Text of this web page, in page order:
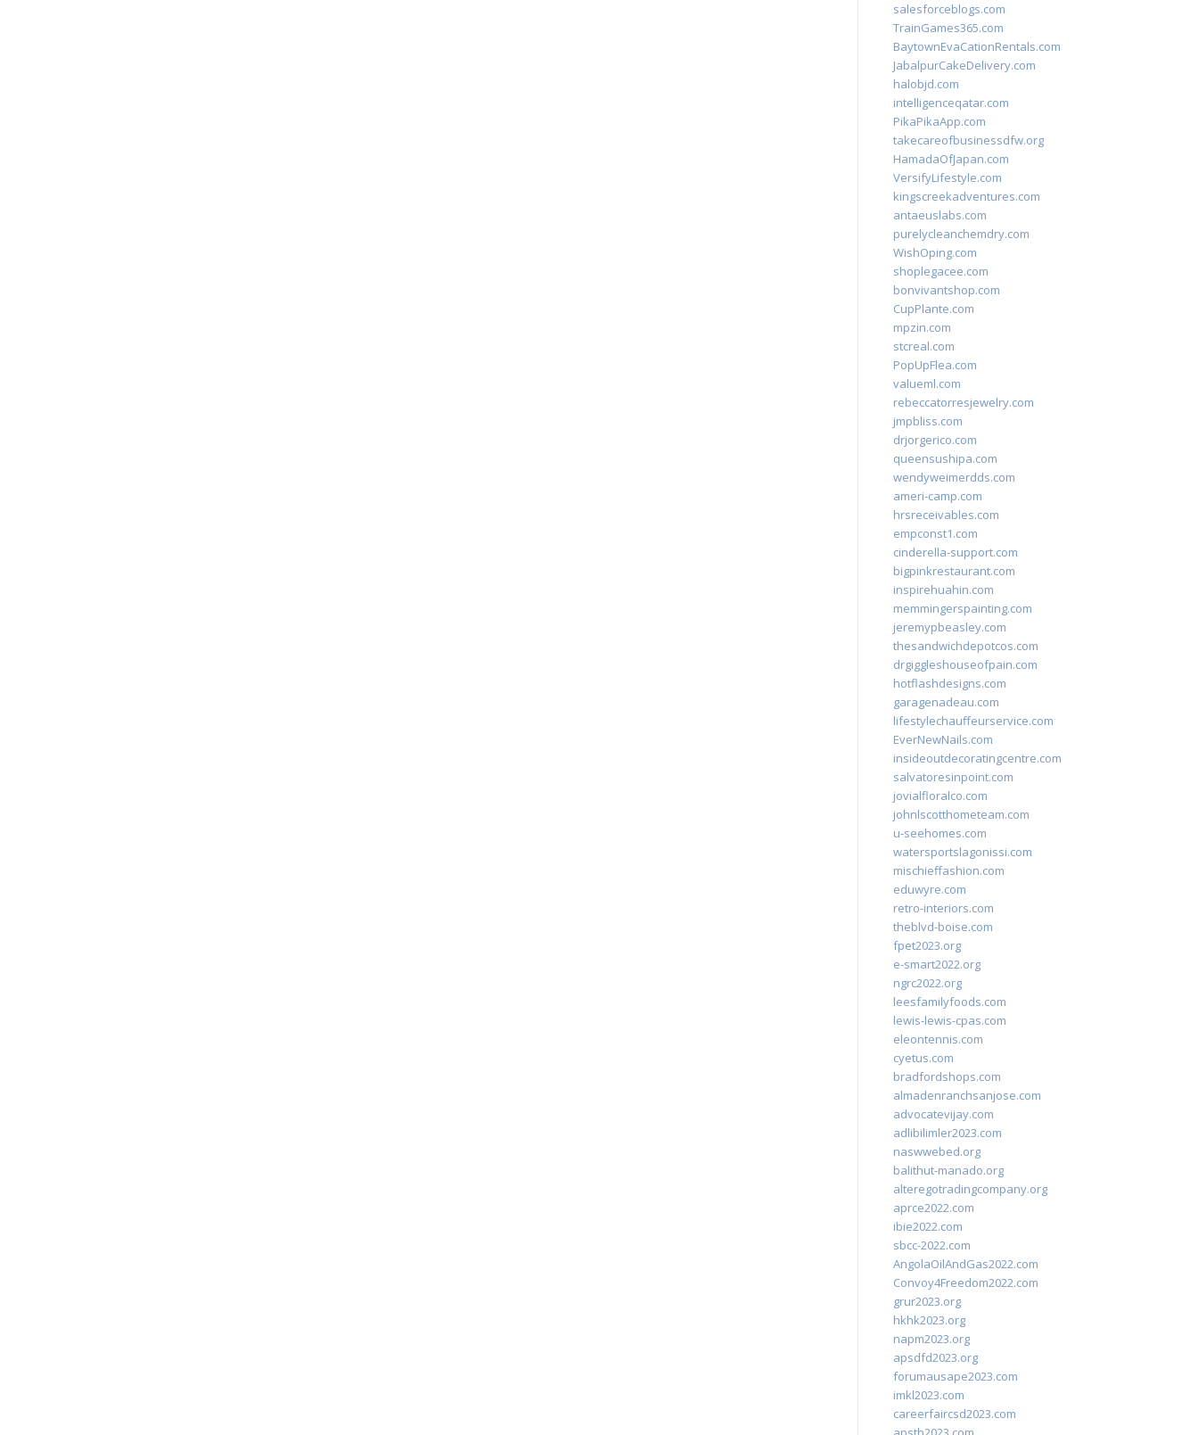
salesforceblogs.com
TrainGames365.com
BaytownEvaCationRentals.com
JabalpurCakeDelivery.com
halobjd.com
intelligenceqatar.com
PikaPikaApp.com
takecareofbusinessdfw.org
HamadaOfJapan.com
VersifyLifestyle.com
kingscreekadventures.com
antaeuslabs.com
purelycleanchemdry.com
WishOping.com
shoplegacee.com
bonvivantshop.com
CupPlante.com
mpzin.com
stcreal.com
PopUpFlea.com
valueml.com
rebeccatorresjewelry.com
jmpbliss.com
drjorgerico.com
queensushipa.com
wendyweimerdds.com
ameri-camp.com
hrsreceivables.com
empconst1.com
cinderella-support.com
bigpinkrestaurant.com
inspirehuahin.com
memmingerspainting.com
jeremypbeasley.com
thesandwichdepotcos.com
drgiggleshouseofpain.com
hotflashdesigns.com
garagenadeau.com
lifestylechauffeurservice.com
EverNewNails.com
insideoutdecoratingcentre.com
salvatoresinpoint.com
jovialfloralco.com
johnlscotthometeam.com
u-seehomes.com
watersportslagonissi.com
mischieffashion.com
eduwyre.com
retro-interiors.com
theblvd-boise.com
fpet2023.org
e-smart2022.org
ngrc2022.org
leesfamilyfoods.com
lewis-lewis-cpas.com
eleontennis.com
cyetus.com
bradfordshops.com
almadenranchsanjose.com
advocatevijay.com
adlibilimler2023.com
naswwebed.org
balithut-manado.org
alteregotradingcompany.org
aprce2022.com
ibie2022.com
sbcc-2022.com
AngolaOilAndGas2022.com
Convoy4Freedom2022.com
grur2023.org
hkhk2023.org
napm2023.org
apsdfd2023.org
forumausape2023.com
imkl2023.com
careerfaircsd2023.com